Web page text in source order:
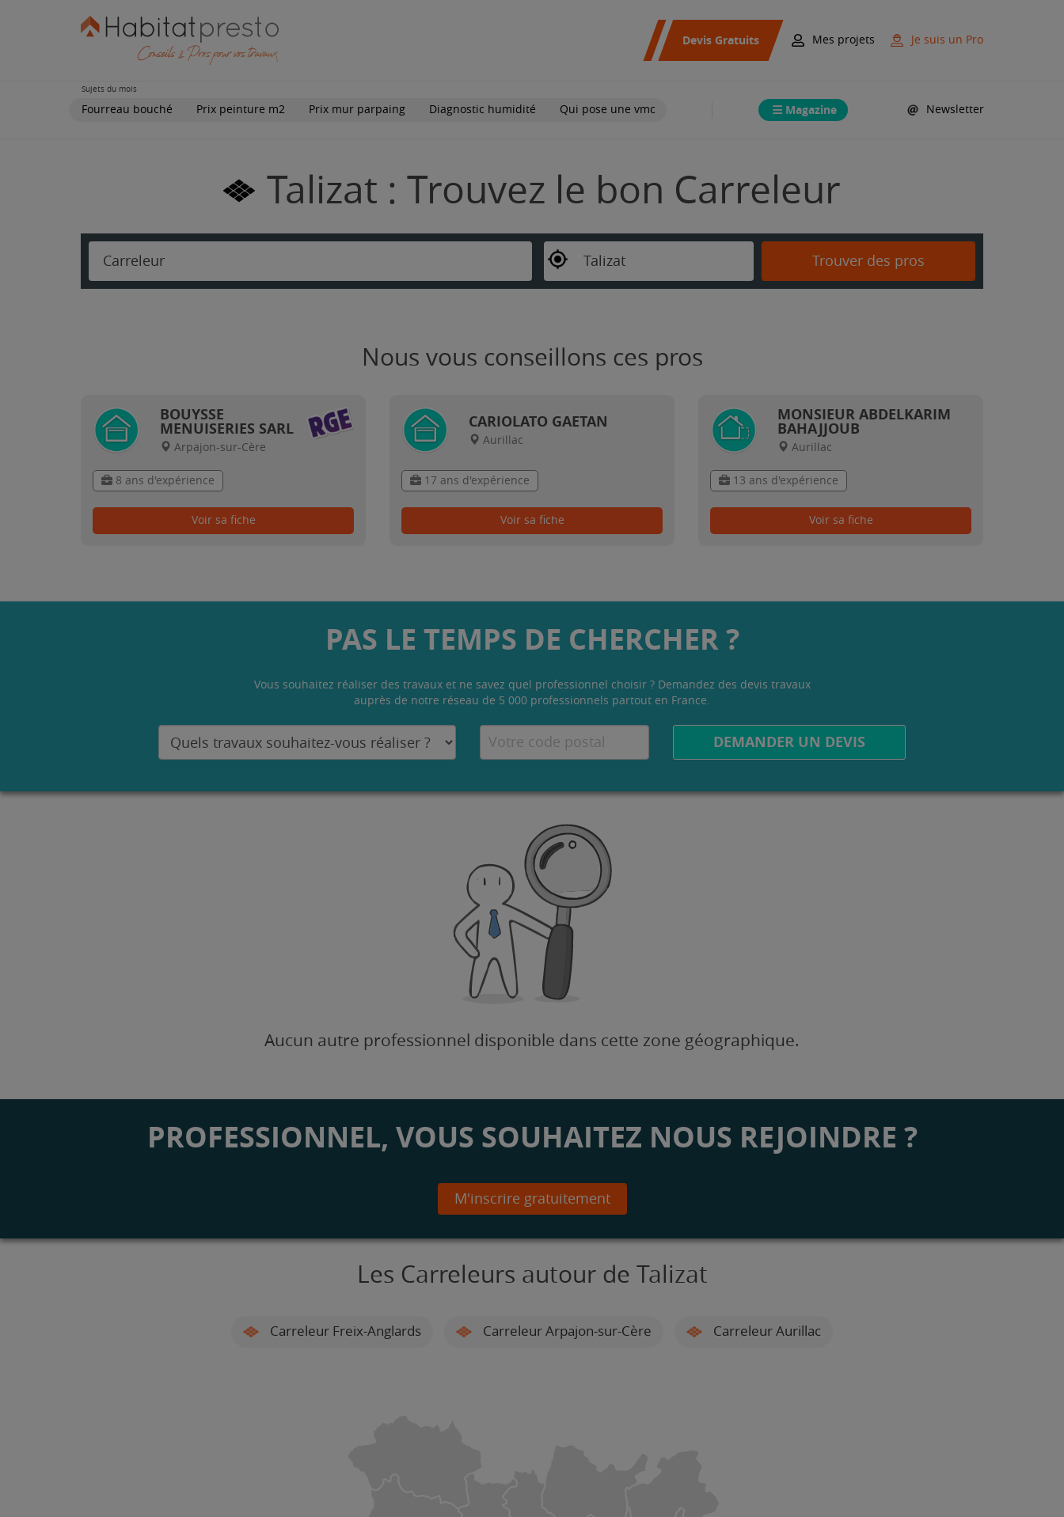
Devis Gratuits Mes projets Je suis un Pro
Sujets du mois
Fourreau bouché Prix peinture m2 Prix mur parpaing Diagnostic humidité Qui pose une vmc Magazine Newsletter
Talizat : Trouvez le bon Carreleur
Carreleur Talizat Trouver des pros
Nous vous conseillons ces pros
BOUYSSE
MENUISERIES SARL
Arpajon-sur-Cère
8 ans d'expérience
Voir sa fiche
CARIOLATO GAETAN
Aurillac
17 ans d'expérience
Voir sa fiche
MONSIEUR ABDELKARIM
BAHAJJOUB
Aurillac
13 ans d'expérience
Voir sa fiche
PAS LE TEMPS DE CHERCHER ?
Vous souhaitez réaliser des travaux et ne savez quel professionnel choisir ? Demandez des devis travaux
auprès de notre réseau de 5 000 professionnels partout en France.
DEMANDER UN DEVIS
Aucun autre professionnel disponible dans cette zone géographique.
PROFESSIONNEL, VOUS SOUHAITEZ NOUS REJOINDRE ?
M'inscrire gratuitement
Les Carreleurs autour de Talizat
Carreleur Freix-Anglards Carreleur Arpajon-sur-Cère Carreleur Aurillac